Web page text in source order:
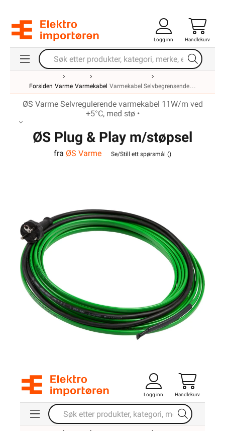
Logg inn Handlekurv
Forsiden Varme Varmekabel Varmekabel Selvbegrensende
ØS Varme Selvregulerende varmekabel 11W/m ved
+5°C, med stø •
ØS Plug & Play m/støpsel
16m
fra ØS Varme Se/Still ett spørsmål ()
Logg inn Handlekurv